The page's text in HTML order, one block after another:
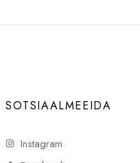
SOTSIAALMEEIDA
Instagram